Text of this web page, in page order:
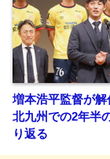
増本浩平監督が
北九州での2年半
り返る